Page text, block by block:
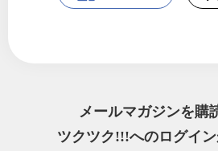
メールマガジンを購
ツクツク!!!へのログイン